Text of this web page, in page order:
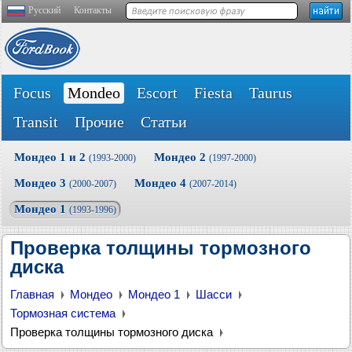
Русский Контакты
Focus Mondeo Escort Fiesta
Taurus
Transit
Прочие Статьи
Мондео 1 и 2 (1993-2000) Мондео 2 (1997-2000)
Мондео 3 (2000-2007) Мондео 4 (2007-2014)
Мондео 1 (1993-1996)
Проверка толщины тормозного
диска
Главная Мондео Мондео 1
Шасси
Тормозная система
Проверка толщины тормозного диска